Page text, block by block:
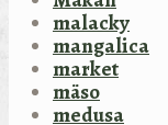
malacky
mangalica
market
mäso
medusa